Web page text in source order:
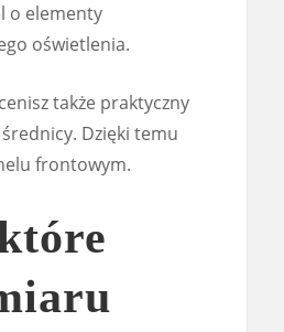
o elementy
oświetlenia.
także praktyczny
Dzięki temu
frontowym.